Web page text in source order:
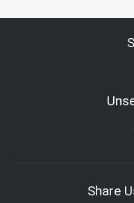
5. Q: Wie garantieren Sie
Zukunft. Dieses ist die
strenge Testverfahren
6. Q: Wie kann ich das
Zeichnungen, damit Sie
Share